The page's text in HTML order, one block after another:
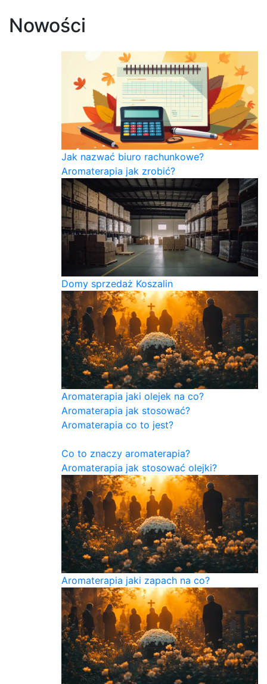
Nowości
Jak nazwać biuro rachunkowe?
Aromaterapia jak zrobić?
Domy sprzedaż Koszalin
Aromaterapia jaki olejek na co?
Aromaterapia jak stosować?
Aromaterapia co to jest?
Co to znaczy aromaterapia?
Aromaterapia jak stosować olejki?
Aromaterapia jaki zapach na co?